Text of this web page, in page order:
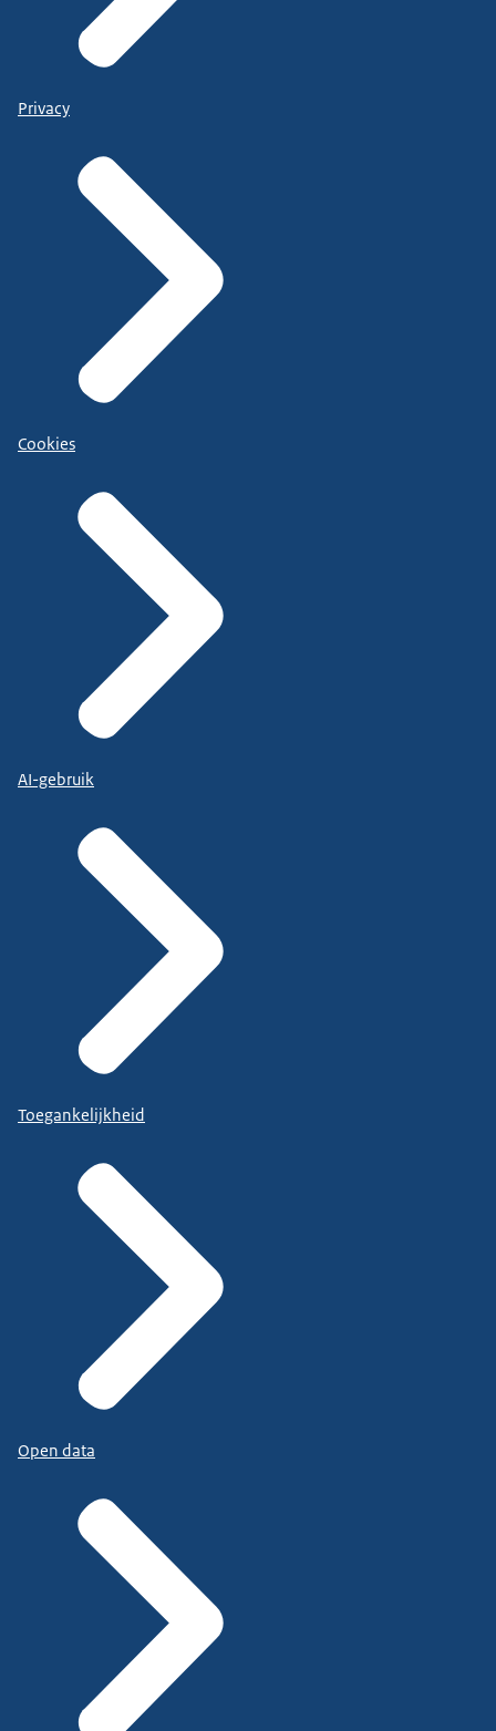
Privacy
Cookies
AI-gebruik
Toegankelijkheid
Open data